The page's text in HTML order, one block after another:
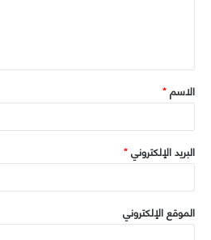
ق
*
الاسم*
البريد الإلكتروني*
الموقع الإلكتروني